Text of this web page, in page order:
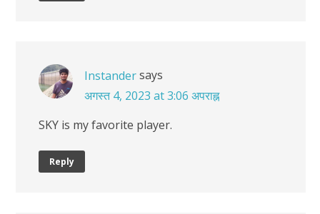
Instandersays
अगस्त 4, 2023 at 3:06 अपराह्न
SKY is my favorite player.
Reply